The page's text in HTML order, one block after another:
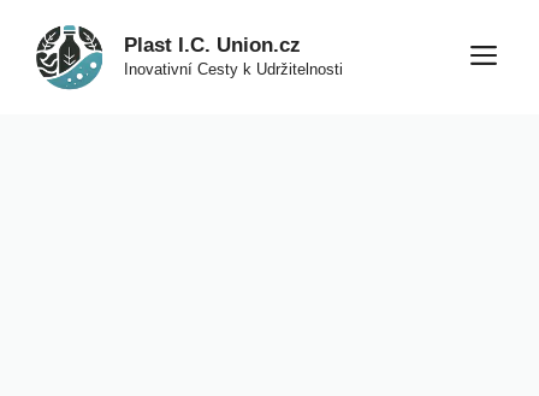
obsah
Plast I.C. Union.cz
Inovativní Cesty k Udržitelnosti